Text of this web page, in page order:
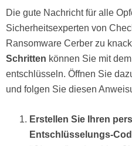
Die gute Nachricht für alle
Sicherheitsexperten von
Ransomware Cerber zu
Schritten können Sie mit
entschlüsseln. Öffnen Sie
und folgen Sie diesen
Erstellen Sie Ihren
Entschlüsselungs-